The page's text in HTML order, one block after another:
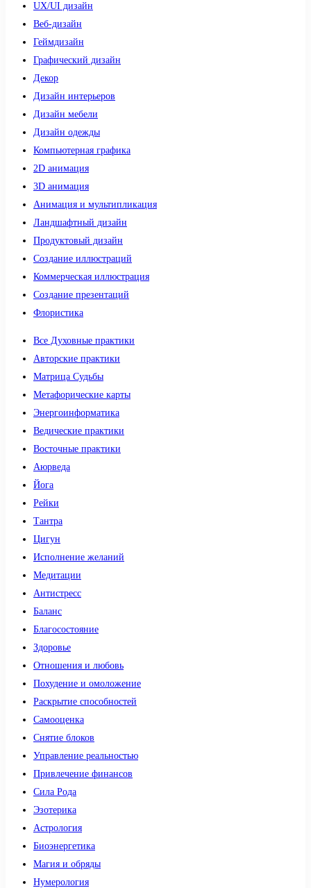
UX/UI дизайн
Веб-дизайн
Геймдизайн
Графический дизайн
Декор
Дизайн интерьеров
Дизайн мебели
Дизайн одежды
Компьютерная графика
2D анимация
3D анимация
Анимация и мультипликация
Ландшафтный дизайн
Продуктовый дизайн
Создание иллюстраций
Коммерческая иллюстрация
Создание презентаций
Флористика
Все Духовные практики
Авторские практики
Матрица Судьбы
Метафорические карты
Энергоинформатика
Ведические практики
Восточные практики
Аюрведа
Йога
Рейки
Тантра
Цигун
Исполнение желаний
Медитации
Антистресс
Баланс
Благосостояние
Здоровье
Отношения и любовь
Похудение и омоложение
Раскрытие способностей
Самооценка
Снятие блоков
Управление реальностью
Привлечение финансов
Сила Рода
Эзотерика
Астрология
Биоэнергетика
Магия и обряды
Нумерология